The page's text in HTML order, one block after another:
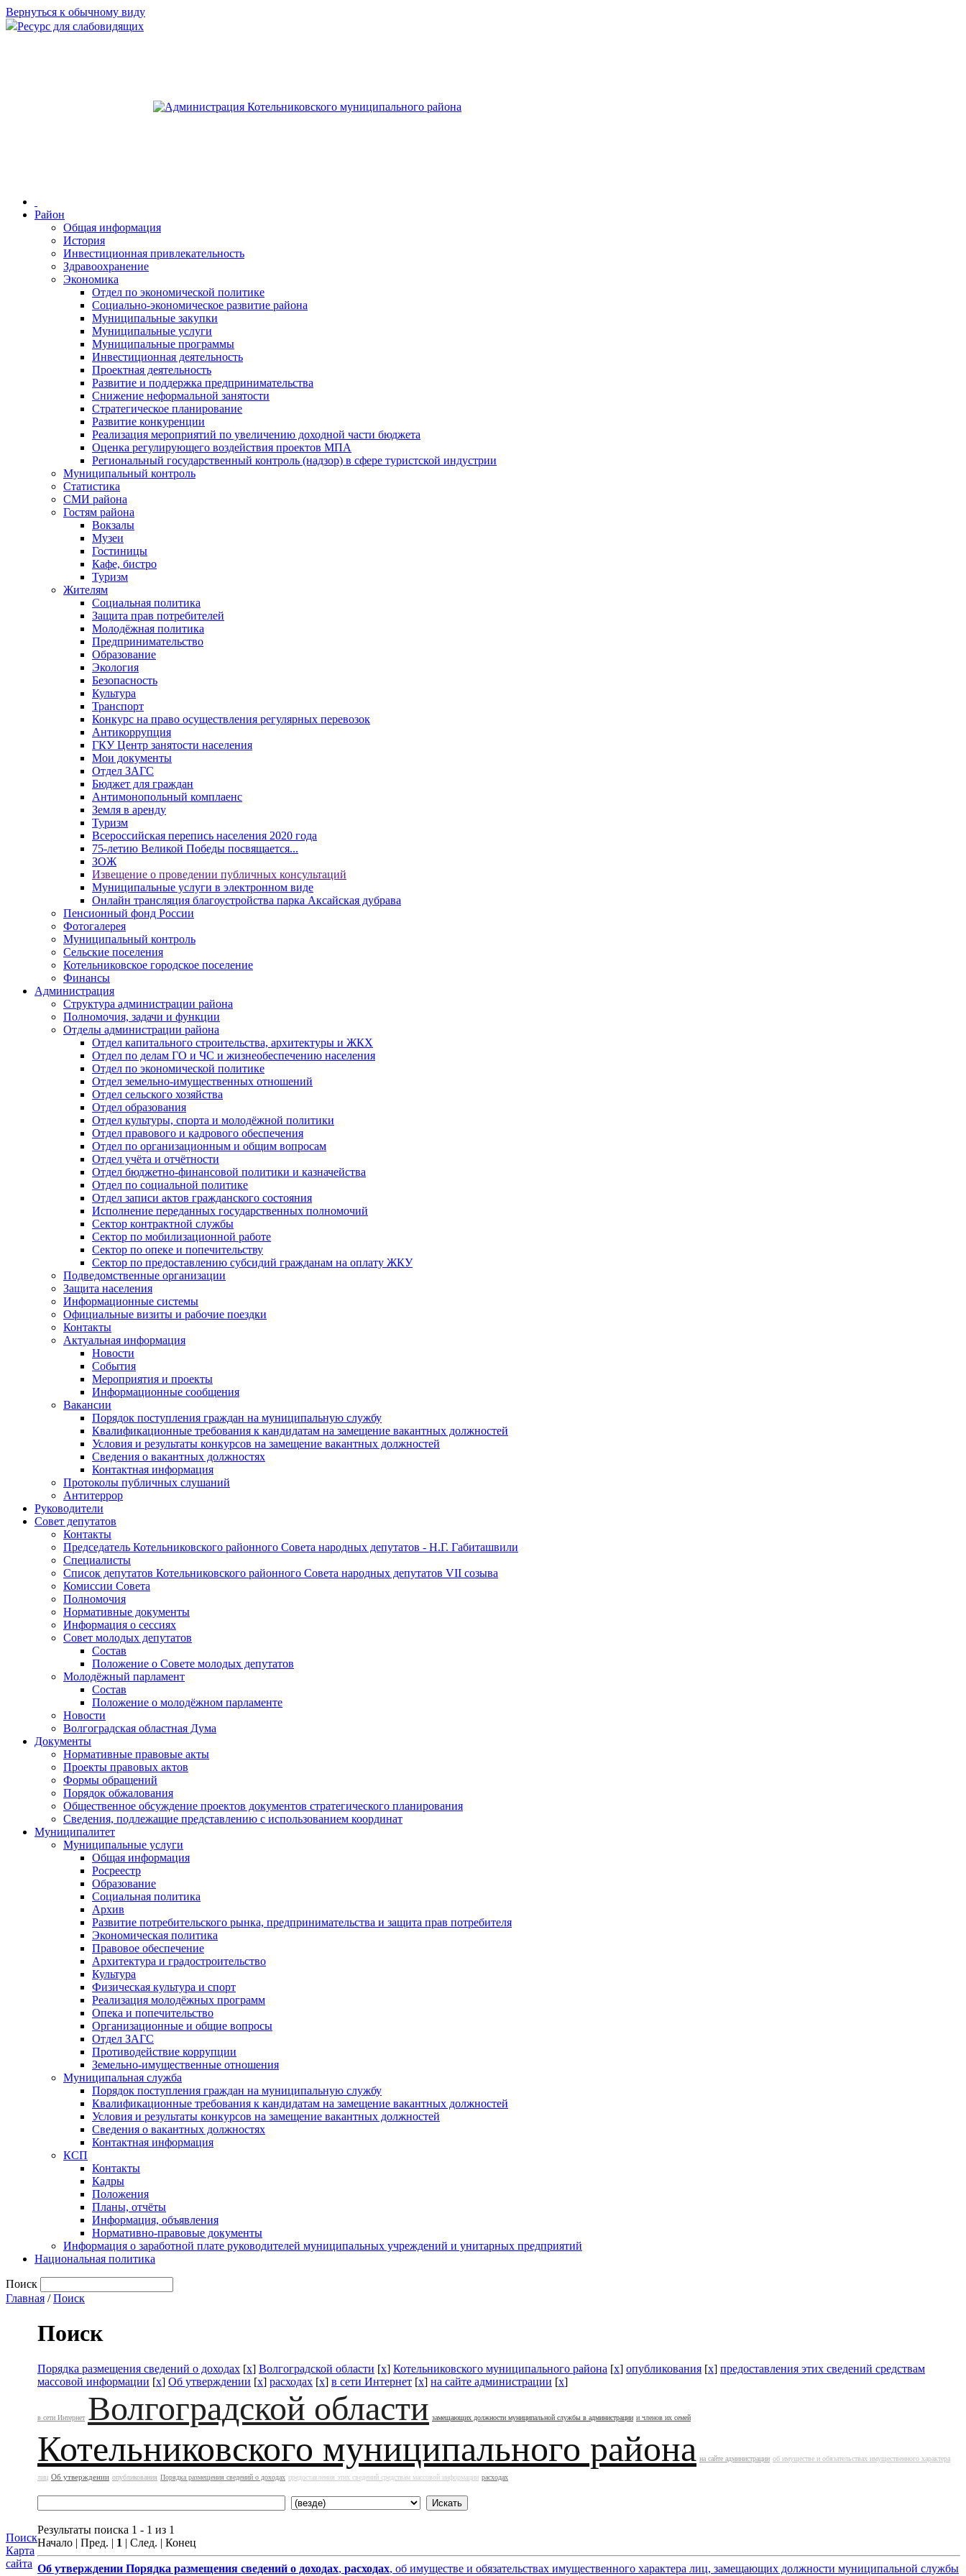
Вернуться к обычному виду
Ресурс для слабовидящих
Район
Общая информация
История
Инвестиционная привлекательность
Здравоохранение
Экономика
Отдел по экономической политике
Социально-экономическое развитие района
Муниципальные закупки
Муниципальные услуги
Муниципальные программы
Инвестиционная деятельность
Проектная деятельность
Развитие и поддержка предпринимательства
Снижение неформальной занятости
Стратегическое планирование
Развитие конкуренции
Реализация мероприятий по увеличению доходной части бюджета
Оценка регулирующего воздействия проектов МПА
Региональный государственный контроль (надзор) в сфере туристской индустрии
Муниципальный контроль
Статистика
СМИ района
Гостям района
Вокзалы
Музеи
Гостиницы
Кафе, бистро
Туризм
Жителям
Социальная политика
Защита прав потребителей
Молодёжная политика
Предпринимательство
Образование
Экология
Безопасность
Культура
Транспорт
Конкурс на право осуществления регулярных перевозок
Антикоррупция
ГКУ Центр занятости населения
Мои документы
Отдел ЗАГС
Бюджет для граждан
Антимонопольный комплаенс
Земля в аренду
Туризм
Всероссийская перепись населения 2020 года
75-летию Великой Победы посвящается...
ЗОЖ
Извещение о проведении публичных консультаций
Муниципальные услуги в электронном виде
Онлайн трансляция благоустройства парка Аксайская дубрава
Пенсионный фонд России
Фотогалерея
Муниципальный контроль
Сельские поселения
Котельниковское городское поселение
Финансы
Администрация
Структура администрации района
Полномочия, задачи и функции
Отделы администрации района
Отдел капитального строительства, архитектуры и ЖКХ
Отдел по делам ГО и ЧС и жизнеобеспечению населения
Отдел по экономической политике
Отдел земельно-имущественных отношений
Отдел сельского хозяйства
Отдел образования
Отдел культуры, спорта и молодёжной политики
Отдел правового и кадрового обеспечения
Отдел по организационным и общим вопросам
Отдел учёта и отчётности
Отдел бюджетно-финансовой политики и казначейства
Отдел по социальной политике
Отдел записи актов гражданского состояния
Исполнение переданных государственных полномочий
Сектор контрактной службы
Сектор по мобилизационной работе
Сектор по опеке и попечительству
Сектор по предоставлению субсидий гражданам на оплату ЖКУ
Подведомственные организации
Защита населения
Информационные системы
Официальные визиты и рабочие поездки
Контакты
Актуальная информация
Новости
События
Мероприятия и проекты
Информационные сообщения
Вакансии
Порядок поступления граждан на муниципальную службу
Квалификационные требования к кандидатам на замещение вакантных должностей
Условия и результаты конкурсов на замещение вакантных должностей
Сведения о вакантных должностях
Контактная информация
Протоколы публичных слушаний
Антитеррор
Руководители
Совет депутатов
Контакты
Председатель Котельниковского районного Совета народных депутатов - Н.Г. Габиташвили
Специалисты
Список депутатов Котельниковского районного Совета народных депутатов VII созыва
Комиссии Совета
Полномочия
Нормативные документы
Информация о сессиях
Совет молодых депутатов
Состав
Положение о Совете молодых депутатов
Молодёжный парламент
Состав
Положение о молодёжном парламенте
Новости
Волгоградская областная Дума
Документы
Нормативные правовые акты
Проекты правовых актов
Формы обращений
Порядок обжалования
Общественное обсуждение проектов документов стратегического планирования
Сведения, подлежащие представлению с использованием координат
Муниципалитет
Муниципальные услуги
Общая информация
Росреестр
Образование
Социальная политика
Архив
Развитие потребительского рынка, предпринимательства и защита прав потребителя
Экономическая политика
Правовое обеспечение
Архитектура и градостроительство
Культура
Физическая культура и спорт
Реализация молодёжных программ
Опека и попечительство
Организационные и общие вопросы
Отдел ЗАГС
Противодействие коррупции
Земельно-имущественные отношения
Муниципальная служба
Порядок поступления граждан на муниципальную службу
Квалификационные требования к кандидатам на замещение вакантных должностей
Условия и результаты конкурсов на замещение вакантных должностей
Сведения о вакантных должностях
Контактная информация
КСП
Контакты
Кадры
Положения
Планы, отчёты
Информация, объявления
Нормативно-правовые документы
Информация о заработной плате руководителей муниципальных учреждений и унитарных предприятий
Национальная политика
Поиск
Главная /Поиск
Поиск
Карта
сайта
Поиск
Порядка размещения сведений о доходах [x] Волгоградской области [x] Котельниковского муниципального района [x] опубликования [x] предоставления этих сведений средствам
массовой информации [x] Об утверждении [x] расходах [x] в сети Интернет [x] на сайте администрации [x]
в сети Интернет Волгоградской области замещающих должности муниципальной службы в администрации и членов их семей
Котельниковского муниципального района на сайте администрации об имуществе и обязательствах имущественного характера
лиц Об утверждении опубликования Порядка размещения сведений о доходах предоставления этих сведений средствам массовой информации расходах
Результаты поиска 1 - 1 из 1
Начало | Пред. | 1 | След. | Конец
Об утверждении Порядка размещения сведений о доходах, расходах, об имуществе и обязательствах имущественного характера лиц, замещающих должности муниципальной службы